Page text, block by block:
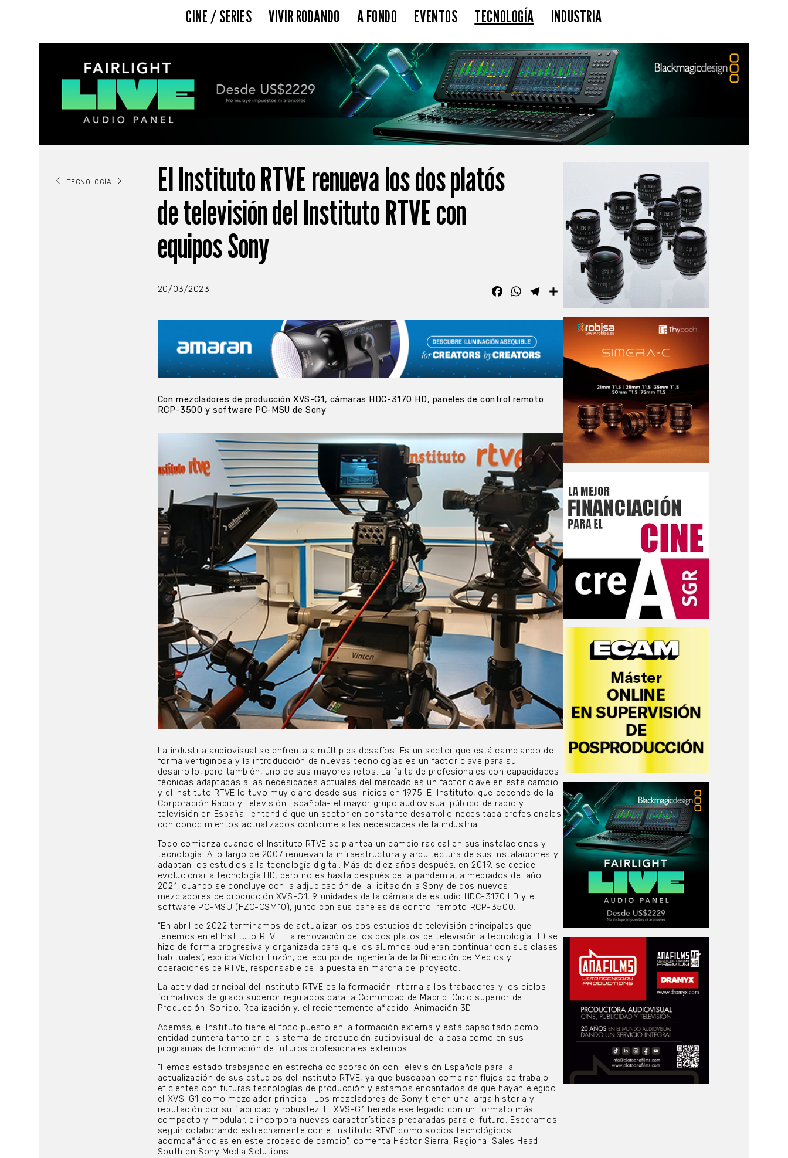
CINE / SERIES VIVIR RODANDO A FONDO EVENTOS TECNOLOGÍA INDUSTRIA
TECNOLOGÍA
El Instituto RTVE renueva los dos platós
de televisión del Instituto RTVE con
equipos Sony
20/03/2023 FacebookWhatsAppTelegramCompartir
Con mezcladores de producción XVS-G1, cámaras HDC-3170 HD, paneles de control remoto
RCP-3500 y software PC-MSU de Sony
La industria audiovisual se enfrenta a múltiples desafíos. Es un sector que está cambiando de
forma vertiginosa y la introducción de nuevas tecnologías es un factor clave para su
desarrollo, pero también, uno de sus mayores retos. La falta de profesionales con capacidades
técnicas adaptadas a las necesidades actuales del mercado es un factor clave en este cambio
y el Instituto RTVE lo tuvo muy claro desde sus inicios en 1975. El Instituto, que depende de la
Corporación Radio y Televisión Española- el mayor grupo audiovisual público de radio y
televisión en España- entendió que un sector en constante desarrollo necesitaba profesionales
con conocimientos actualizados conforme a las necesidades de la industria.
Todo comienza cuando el Instituto RTVE se plantea un cambio radical en sus instalaciones y
tecnología. A lo largo de 2007 renuevan la infraestructura y arquitectura de sus instalaciones y
adaptan los estudios a la tecnología digital. Más de diez años después, en 2019, se decide
evolucionar a tecnología HD, pero no es hasta después de la pandemia, a mediados del año
2021, cuando se concluye con la adjudicación de la licitación a Sony de dos nuevos
mezcladores de producción XVS-G1, 9 unidades de la cámara de estudio HDC-3170 HD y el
software PC-MSU (HZC-CSM10), junto con sus paneles de control remoto RCP-3500.
“En abril de 2022 terminamos de actualizar los dos estudios de televisión principales que
tenemos en el Instituto RTVE. La renovación de los dos platos de televisión a tecnología HD se
hizo de forma progresiva y organizada para que los alumnos pudieran continuar con sus clases
habituales”, explica Víctor Luzón, del equipo de ingeniería de la Dirección de Medios y
operaciones de RTVE, responsable de la puesta en marcha del proyecto.
La actividad principal del Instituto RTVE es la formación interna a los trabadores y los ciclos
formativos de grado superior regulados para la Comunidad de Madrid: Ciclo superior de
Producción, Sonido, Realización y, el recientemente añadido, Animación 3D
Además, el Instituto tiene el foco puesto en la formación externa y está capacitado como
entidad puntera tanto en el sistema de producción audiovisual de la casa como en sus
programas de formación de futuros profesionales externos.
“Hemos estado trabajando en estrecha colaboración con Televisión Española para la
actualización de sus estudios del Instituto RTVE, ya que buscaban combinar flujos de trabajo
eficientes con futuras tecnologías de producción y estamos encantados de que hayan elegido
el XVS-G1 como mezclador principal. Los mezcladores de Sony tienen una larga historia y
reputación por su fiabilidad y robustez. El XVS-G1 hereda ese legado con un formato más
compacto y modular, e incorpora nuevas características preparadas para el futuro. Esperamos
seguir colaborando estrechamente con el Instituto RTVE como socios tecnológicos
acompañándoles en este proceso de cambio”, comenta Héctor Sierra, Regional Sales Head
South en Sony Media Solutions.